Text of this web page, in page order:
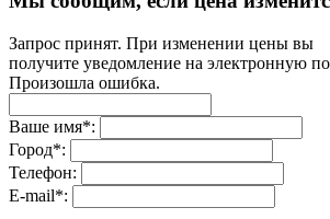
Запрос принят. При изменении цены вы
получите уведомление на электронную
Произошла ошибка.
Ваше имя*:
Город*:
Телефон:
E-mail*: